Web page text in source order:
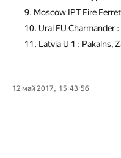
Moscow IPT Fire
Ural FU Charmander
Latvia U 1 : Pakalns,
12 май 2017, 15:43:56